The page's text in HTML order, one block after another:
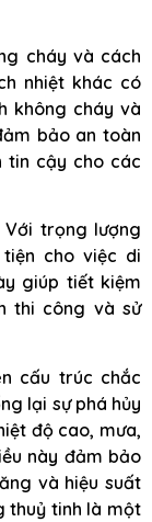
cháy và cách
nhiệt khác có
không cháy và
bảo an toàn
tin cậy cho các
Với trọng lượng
cho việc di
giúp tiết kiệm
thi công và sử
cấu trúc chắc
lại sự phá hủy
độ cao, mưa,
này đảm bảo
và hiệu suất
thuỷ tinh là một